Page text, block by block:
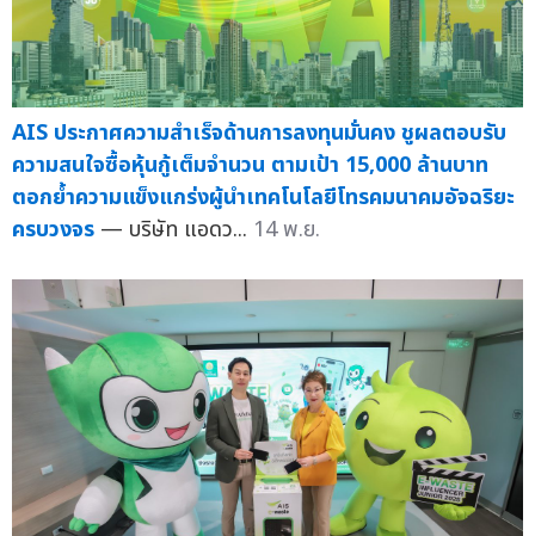
AIS ประกาศความสำเร็จด้านการลงทุนมั่นคง ชูผลตอบรับ
ความสนใจซื้อหุ้นกู้เต็มจำนวน ตามเป้า 15,000 ล้านบาท
ตอกย้ำความแข็งแกร่งผู้นำเทคโนโลยีโทรคมนาคมอัจฉริยะ
ครบวงจร — บริษัท แอดว... 14 พ.ย.